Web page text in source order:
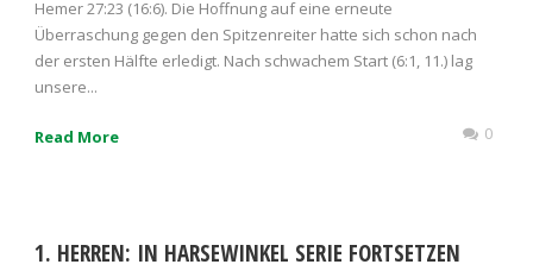
Hemer 27:23 (16:6). Die Hoffnung auf eine erneute
Überraschung gegen den Spitzenreiter hatte sich schon nach
der ersten Hälfte erledigt. Nach schwachem Start (6:1, 11.) lag
unsere...
Read More 0
1. HERREN: IN HARSEWINKEL SERIE FORTSETZEN